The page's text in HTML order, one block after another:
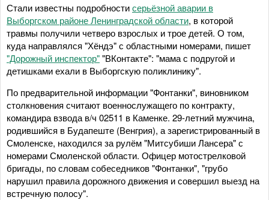
Стали известны подробностисерьёзной аварии в
Выборгском районе Ленинградской области, в которой
травмы получили четверо взрослых и трое детей. О том,
куда направлялся "Хёндэ" с областными номерами, пишет
"Дорожный инспектор""ВКонтакте": "мама с подругой и
детишками ехали в Выборгскую поликлинику".
По предварительной информации "Фонтанки", виновником
столкновения считают военнослужащего по контракту,
командира взвода в/ч 02511 в Каменке. 29-летний мужчина,
родившийся в Будапеште (Венгрия), а зарегистрированный в
Смоленске, находился за рулём "Митсубиши Лансера" с
номерами Смоленской области. Офицер мотострелковой
бригады, по словам собеседников "Фонтанки", "грубо
нарушил правила дорожного движения и совершил выезд на
встречную полосу".